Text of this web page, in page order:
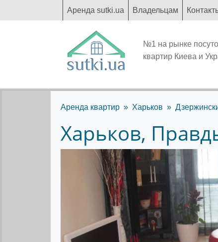
Аренда sutki.ua Владельцам
№1 на рынке
квартир Киева и
Аренда квартир Харьков
Харьков,